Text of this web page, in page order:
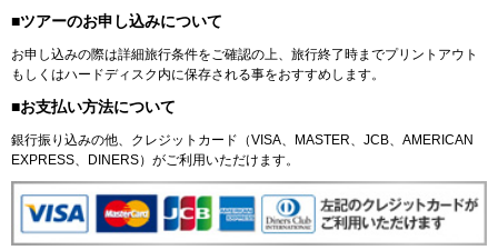
■ツアーのお申し込みについて
お申し込みの際は詳細旅行条件をご確認の上、旅行終了時までプリントアウト
もしくはハードディスク内に保存される事をおすすめします。
■お支払い方法について
銀行振り込みの他、クレジットカード（VISA、MASTER、JCB、AMERICAN
EXPRESS、DINERS）がご利用いただけます。